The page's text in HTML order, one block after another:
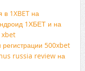
в 1XBET на
1ХБЕТ и на
500xbet
russia review на